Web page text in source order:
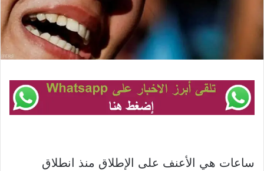
ساعات هي الأعنف على الإطلاق منذ انطلاق